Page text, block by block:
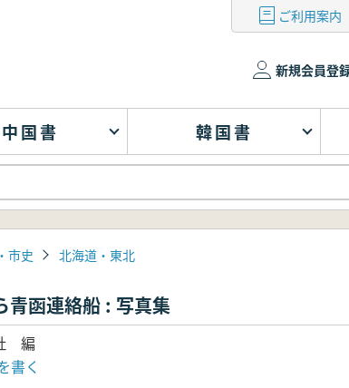
ご利用案内
新規会員登
中国書 韓国書
市史 北海道・東北
青函連絡船 : 写真集
編
書く